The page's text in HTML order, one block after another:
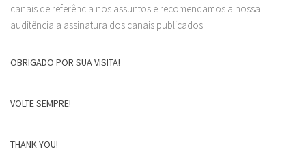
canais de referência nos assuntos e recomendamos a nossa
auditência a assinatura dos canais publicados.
OBRIGADO POR SUA VISITA!
VOLTE SEMPRE!
THANK YOU!